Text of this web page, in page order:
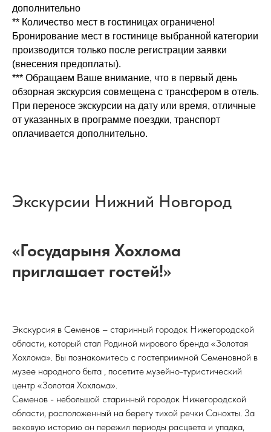
дополнительно
** Количество мест в гостиницах ограничено!
Бронирование мест в гостинице выбранной категории
производится только после регистрации заявки
(внесения предоплаты).
*** Обращаем Ваше внимание, что в первый день
обзорная экскурсия совмещена с трансфером в отель.
При переносе экскурсии на дату или время, отличные
от указанных в программе поездки, транспорт
оплачивается дополнительно.
Экскурсии Нижний Новгород
«Государыня Хохлома
приглашает гостей!»
Экскурсия в Семенов – старинный городок Нижегородской
области, который стал Родиной мирового бренда «Золотая
Хохлома». Вы познакомитесь с гостеприимной Семеновной в
музее народного быта , посетите музейно-туристический
центр «Золотая Хохлома».
Семенов - небольшой старинный городок Нижегородской
области, расположенный на берегу тихой речки Санохты. За
вековую историю он пережил периоды расцвета и упадка,